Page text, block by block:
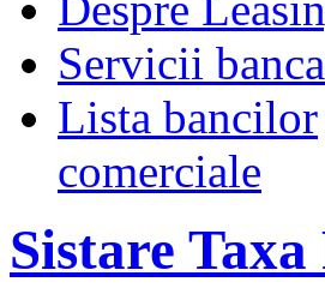
Servicii
Lista bancilor
comerciale
Sistare